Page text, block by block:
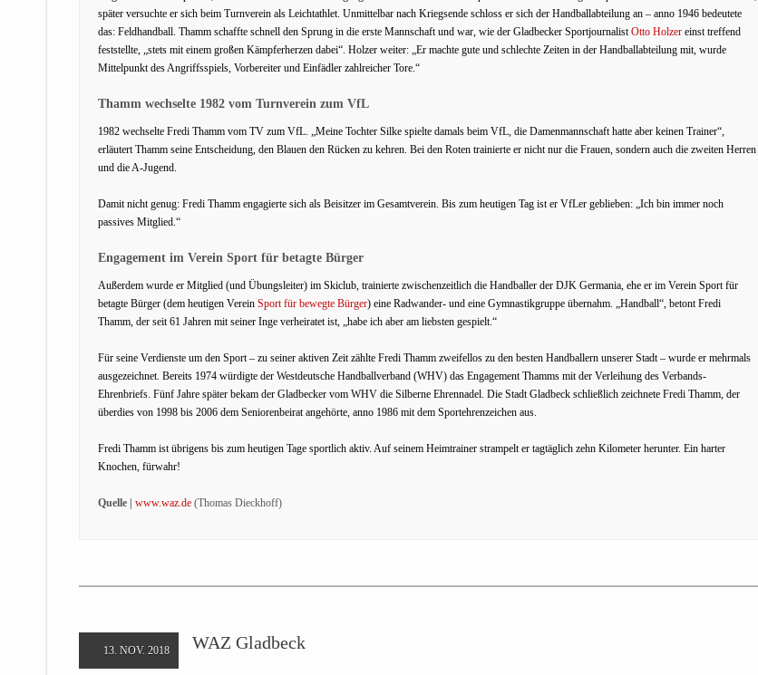
später versuchte er sich beim Turnverein als Leichtathlet. Unmittelbar nach Kriegsende schloss er sich der Handballabteilung an – anno 1946 bedeutete
das: Feldhandball. Thamm schaffte schnell den Sprung in die erste Mannschaft und war, wie der Gladbecker SportjournalistOtto Holzer einst treffend
feststellte, „stets mit einem großen Kämpferherzen dabei“. Holzer weiter: „Er machte gute und schlechte Zeiten in der Handballabteilung mit, wurde
Mittelpunkt des Angriffsspiels, Vorbereiter und Einfädler zahlreicher Tore.“
Thamm wechselte 1982 vom Turnverein zum VfL
1982 wechselte Fredi Thamm vom TV zum VfL. „Meine Tochter Silke spielte damals beim VfL, die Damenmannschaft hatte aber keinen Trainer“,
erläutert Thamm seine Entscheidung, den Blauen den Rücken zu kehren. Bei den Roten trainierte er nicht nur die Frauen, sondern auch die zweiten Herren
und die A-Jugend.
Damit nicht genug: Fredi Thamm engagierte sich als Beisitzer im Gesamtverein. Bis zum heutigen Tag ist er VfLer geblieben: „Ich bin immer noch
passives Mitglied.“
Engagement im Verein Sport für betagte Bürger
Außerdem wurde er Mitglied (und Übungsleiter) im Skiclub, trainierte zwischenzeitlich die Handballer der DJK Germania, ehe er im Verein Sport für
betagte Bürger (dem heutigen Verein Sport für bewegte Bürger) eine Radwander- und eine Gymnastikgruppe übernahm. „Handball“, betont Fredi
Thamm, der seit 61 Jahren mit seiner Inge verheiratet ist, „habe ich aber am liebsten gespielt.“
Für seine Verdienste um den Sport – zu seiner aktiven Zeit zählte Fredi Thamm zweifellos zu den besten Handballern unserer Stadt – wurde er mehrmals
ausgezeichnet. Bereits 1974 würdigte der Westdeutsche Handballverband (WHV) das Engagement Thamms mit der Verleihung des Verbands-
Ehrenbriefs. Fünf Jahre später bekam der Gladbecker vom WHV die Silberne Ehrennadel. Die Stadt Gladbeck schließlich zeichnete Fredi Thamm, der
überdies von 1998 bis 2006 dem Seniorenbeirat angehörte, anno 1986 mit dem Sportehrenzeichen aus.
Fredi Thamm ist übrigens bis zum heutigen Tage sportlich aktiv. Auf seinem Heimtrainer strampelt er tagtäglich zehn Kilometer herunter. Ein harter
Knochen, fürwahr!
Quelle | www.waz.de (Thomas Dieckhoff)
13. NOV. 2018 WAZ Gladbeck